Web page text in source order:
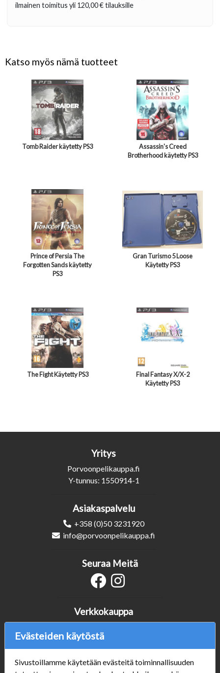
ilmainen toimitus yli 120,00 €tilauksille
Katso myös nämä tuotteet
Tomb Raider käytetty PS3
Assassin's Creed
Brotherhood käytetty PS3
Prince of Persia The
Forgotten Sands käytetty
PS3
Gran Turismo 5 Loose
Käytetty PS3
The Fight Käytetty PS3
Final Fantasy X/X-2
Käytetty PS3
Yritys
Porvoonpelikauppa.fi
Y-tunnus: 1550914-1
Asiakaspalvelu
+358 (0)50 3231920
info@porvoonpelikauppa.fi
Verkkokauppa
#porvoonsithlord
Tilaus- ja toimitusehdot
ALE TUOTTEET
Seuraa Meitä
Evästeiden käytöstä
Sivustoillamme käytetään evästeitä toiminnallisuuden